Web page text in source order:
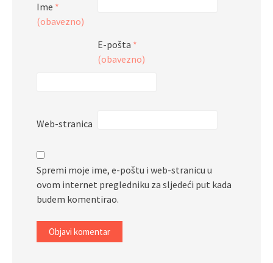
Ime *
(obavezno)
E-pošta *
(obavezno)
Web-stranica
Spremi moje ime, e-poštu i web-stranicu u
ovom internet pregledniku za sljedeći put kada
budem komentirao.